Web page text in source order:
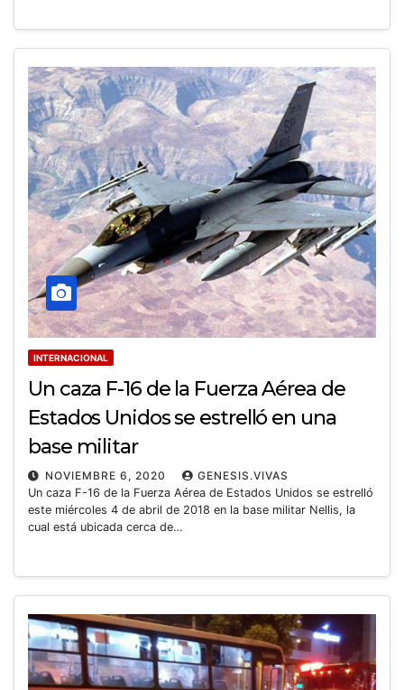
INTERNACIONAL
Un caza F-16 de la Fuerza Aérea de
Estados Unidos se estrelló en una
base militar
NOVIEMBRE 6, 2020
GENESIS.VIVAS
Un caza F-16 de la Fuerza Aérea de Estados Unidos se estrelló
este miércoles 4 de abril de 2018 en la base militar Nellis, la
cual está ubicada cerca de…